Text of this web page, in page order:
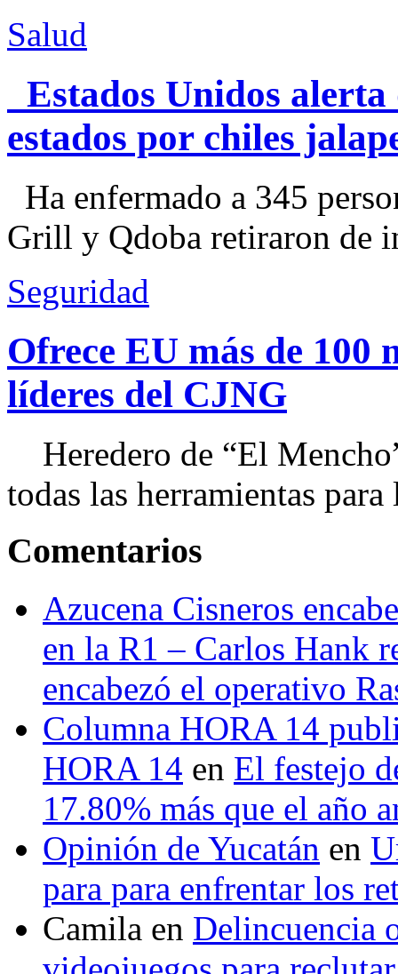
Salud
Estados Unidos alerta
estados por chiles
Ha enfermado a 345
Grill y Qdoba retiraron de
Seguridad
Ofrece EU más de 100
líderes del CJNG
Heredero de “El
todas las herramientas
Comentarios
Azucena Cisneros
en la R1 – Carlos Hank
encabezó el operativo
Columna HORA 14
HORA 14 en El festejo
17.80% más que el año
Opinión de Yucatán en
para para enfrentar los
Camila en Delincuencia